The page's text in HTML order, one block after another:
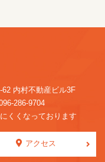
62 内村不動産ビル3F
286-9704
くくなっております
アクセス